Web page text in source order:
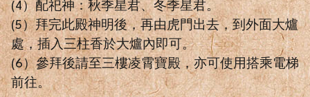
(4）配祀神：秋季星君、冬季星君。
(5）拜完此殿神明後，再由虎門出去，到外面大爐
處，插入三柱香於大爐內即可。
(6）參拜後請至三樓凌霄寶殿，亦可使用搭乘電梯
前往。